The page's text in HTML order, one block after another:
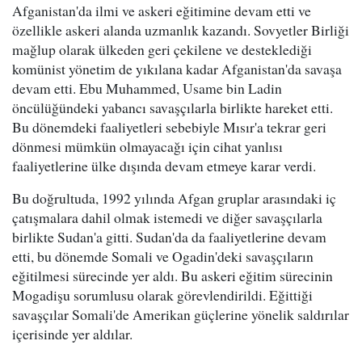
Afganistan'da ilmi ve askeri eğitimine devam etti ve
özellikle askeri alanda uzmanlık kazandı. Sovyetler Birliği
mağlup olarak ülkeden geri çekilene ve desteklediği
komünist yönetim de yıkılana kadar Afganistan'da savaşa
devam etti. Ebu Muhammed, Usame bin Ladin
öncülüğündeki yabancı savaşçılarla birlikte hareket etti.
Bu dönemdeki faaliyetleri sebebiyle Mısır'a tekrar geri
dönmesi mümkün olmayacağı için cihat yanlısı
faaliyetlerine ülke dışında devam etmeye karar verdi.
Bu doğrultuda, 1992 yılında Afgan gruplar arasındaki iç
çatışmalara dahil olmak istemedi ve diğer savaşçılarla
birlikte Sudan'a gitti. Sudan'da da faaliyetlerine devam
etti, bu dönemde Somali ve Ogadin'deki savaşçıların
eğitilmesi sürecinde yer aldı. Bu askeri eğitim sürecinin
Mogadişu sorumlusu olarak görevlendirildi. Eğittiği
savaşçılar Somali'de Amerikan güçlerine yönelik saldırılar
içerisinde yer aldılar.